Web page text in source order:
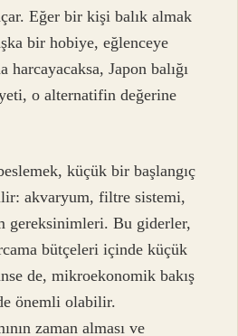
Eğer bir kişi balık almak
bir hobiye, eğlenceye
harcayacaksa, Japon balığı
o alternatifin değerine
küçük bir başlangıç
akvaryum, filtre sistemi,
gereksinimleri. Bu giderler,
bütçeleri içinde küçük
de, mikroekonomik bakış
önemli olabilir.
zaman alması ve